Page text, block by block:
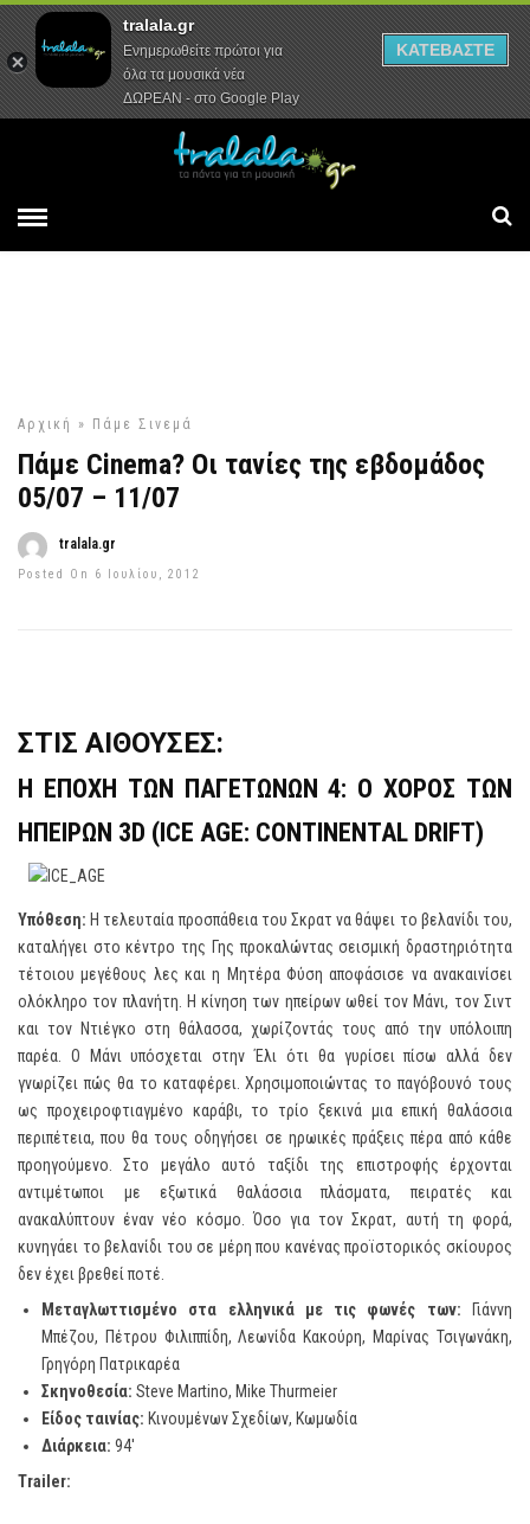
Αρχική Συνεντεύξεις Ρεπορτάζ
Αρχική » Πάμε Σινεμά
Πάμε Cinema? Οι τανίες της εβδομάδος
05/07 – 11/07
tralala.gr
Posted On 6 Ιουλίου, 2012
ΣΤΙΣ ΑΙΘΟΥΣΕΣ:
Η ΕΠΟΧΗ ΤΩΝ ΠΑΓΕΤΩΝΩΝ 4: Ο ΧΟΡΟΣ ΤΩΝ
ΗΠΕΙΡΩΝ 3D (ICE AGE: CONTINENTAL DRIFT)
Υπόθεση: Η τελευταία προσπάθεια του Σκρατ να θάψει το βελανίδι του,
καταλήγει στο κέντρο της Γης προκαλώντας σεισμική δραστηριότητα
τέτοιου μεγέθους λες και η Μητέρα Φύση αποφάσισε να ανακαινίσει
ολόκληρο τον πλανήτη. Η κίνηση των ηπείρων ωθεί τον Μάνι, τον Σιντ
και τον Ντιέγκο στη θάλασσα, χωρίζοντάς τους από την υπόλοιπη
παρέα. Ο Μάνι υπόσχεται στην Έλι ότι θα γυρίσει πίσω αλλά δεν
γνωρίζει πώς θα το καταφέρει. Χρησιμοποιώντας το παγόβουνό τους
ως προχειροφτιαγμένο καράβι, το τρίο ξεκινά μια επική θαλάσσια
περιπέτεια, που θα τους οδηγήσει σε ηρωικές πράξεις πέρα από κάθε
προηγούμενο. Στο μεγάλο αυτό ταξίδι της επιστροφής έρχονται
αντιμέτωποι με εξωτικά θαλάσσια πλάσματα, πειρατές και
ανακαλύπτουν έναν νέο κόσμο. Όσο για τον Σκρατ, αυτή τη φορά,
κυνηγάει το βελανίδι του σε μέρη που κανένας προϊστορικός σκίουρος
δεν έχει βρεθεί ποτέ.
Μεταγλωττισμένο στα ελληνικά με τις φωνές των:
Γιάννη
Μπέζου, Πέτρου Φιλιππίδη, Λεωνίδα Κακούρη, Μαρίνας Τσιγωνάκη,
Γρηγόρη Πατρικαρέα
Σκηνοθεσία: Steve Martino, Mike Thurmeier
Είδος ταινίας: Κινουμένων Σχεδίων, Κωμωδία
Διάρκεια: 94′
Trailer:
tralala.gr
Ενημερωθείτε πρώτοι για
όλα τα μουσικά νέα
ΔΩΡΕΑΝ - στο Google Play
ΚΑΤΕΒΑΣΤΕ